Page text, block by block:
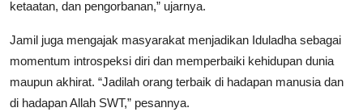
ketaatan, dan pengorbanan,” ujarnya.
Jamil juga mengajak masyarakat menjadikan Iduladha sebagai
momentum introspeksi diri dan memperbaiki kehidupan dunia
maupun akhirat. “Jadilah orang terbaik di hadapan manusia dan
di hadapan Allah SWT,” pesannya.